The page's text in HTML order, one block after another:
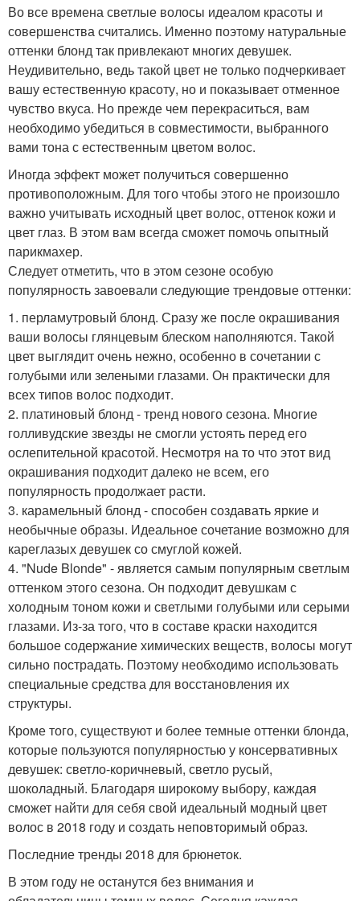
Во все времена светлые волосы идеалом красоты и
совершенства считались. Именно поэтому натуральные
оттенки блонд так привлекают многих девушек.
Неудивительно, ведь такой цвет не только подчеркивает
вашу естественную красоту, но и показывает отменное
чувство вкуса. Но прежде чем перекраситься, вам
необходимо убедиться в совместимости, выбранного
вами тона с естественным цветом волос.
Иногда эффект может получиться совершенно
противоположным. Для того чтобы этого не произошло
важно учитывать исходный цвет волос, оттенок кожи и
цвет глаз. В этом вам всегда сможет помочь опытный
парикмахер.
Следует отметить, что в этом сезоне особую
популярность завоевали следующие трендовые оттенки:
1. перламутровый блонд. Сразу же после окрашивания
ваши волосы глянцевым блеском наполняются. Такой
цвет выглядит очень нежно, особенно в сочетании с
голубыми или зелеными глазами. Он практически для
всех типов волос подходит.
2. платиновый блонд - тренд нового сезона. Многие
голливудские звезды не смогли устоять перед его
ослепительной красотой. Несмотря на то что этот вид
окрашивания подходит далеко не всем, его
популярность продолжает расти.
3. карамельный блонд - способен создавать яркие и
необычные образы. Идеальное сочетание возможно для
кареглазых девушек со смуглой кожей.
4. "Nude Blonde" - является самым популярным светлым
оттенком этого сезона. Он подходит девушкам с
холодным тоном кожи и светлыми голубыми или серыми
глазами. Из-за того, что в составе краски находится
большое содержание химических веществ, волосы могут
сильно пострадать. Поэтому необходимо использовать
специальные средства для восстановления их
структуры.
Кроме того, существуют и более темные оттенки блонда,
которые пользуются популярностью у консервативных
девушек: светло-коричневый, светло русый,
шоколадный. Благодаря широкому выбору, каждая
сможет найти для себя свой идеальный модный цвет
волос в 2018 году и создать неповторимый образ.
Последние тренды 2018 для брюнеток.
В этом году не останутся без внимания и